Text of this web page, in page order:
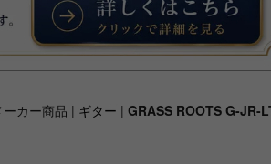
ーカー商品 | ギター | GRASS ROOTS G-JR-